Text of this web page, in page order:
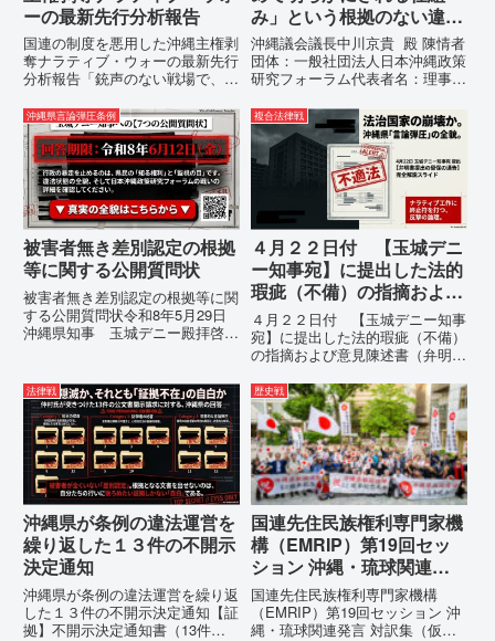
ーの最新先行分析報告
国連の制度を悪用した沖縄主権剥
奪ナラティブ・ウォーの最新先行
分析報告「銃声のない戦場で、日
いる。」現代の戦争は、ミサイル
が飛来する以前に始まっていま
す。国連という国際的な舞台で、
巧妙な「言説（ナラティブ）」が
張...
み」という根拠のない違法
運用の指摘と条例運用の停
止を求める陳情書
沖縄議会議長中川京貴 殿 陳情者
団体：一般社団法人日本沖縄政策
研究フォーラム代表者名：理事
市電 話：080- 「公表により初
めて明らかにされる仕組み」とい
う根拠のない違法運用の指摘と条
例運用の停止を求める陳情...
沖縄県言論弾圧条例
被害者無き差別認定の根拠
等に関する公開質問状
被害者無き差別認定の根拠等に関
する公開質問状令和8年5月29日
沖縄県知事 玉城デニー殿拝啓貴
ます。私は、適正な意見陳述（弁
明）を行うにあたり、沖縄県行政
手続条例第28条で定められた...
複合法律戦
４月２２日付 【玉城デニ
ー知事宛】に提出した法的
瑕疵（不備）の指摘および
意見陳述書（弁明書）提出
の留保の通告
４月２２日付 【玉城デニー知事
宛】に提出した法的瑕疵（不備）
の指摘および意見陳述書（弁明
に、玉城デニー宛に以下の違法状
態の指摘と意見陳述（弁明）留保
の通告を行いました。沖縄県は、
この時は、違法を認めて軌道修正
す...
法律戦
沖縄県が条例の違法運営を
繰り返した１３件の不開示
決定通知
沖縄県が条例の違法運営を繰り返
した１３件の不開示決定通知【証
拠】不開示決定通知書（13件）
歴史戦
国連先住民族権利専門家機
構（EMRIP）第19回セッ
ション 沖縄・琉球関連発
言 対訳集（仮訳）
国連先住民族権利専門家機構
（EMRIP）第19回セッション 沖
縄・琉球関連発言 対訳集（仮